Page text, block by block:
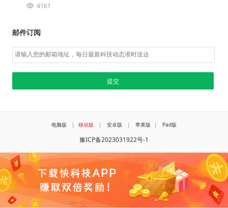
4161
邮件订阅
电脑版 | 移动版 | 安卓版 | 苹果版 | Pad版
豫ICP备2023031922号-1